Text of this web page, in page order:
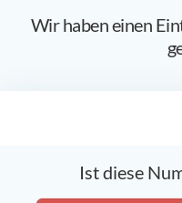
Wir haben einen
Ist diese